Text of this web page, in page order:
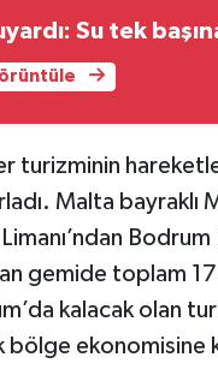
Su tek
turizminin
Malta bayraklı
Bodrum
gemide toplam
kalacak olan
ekonomisine